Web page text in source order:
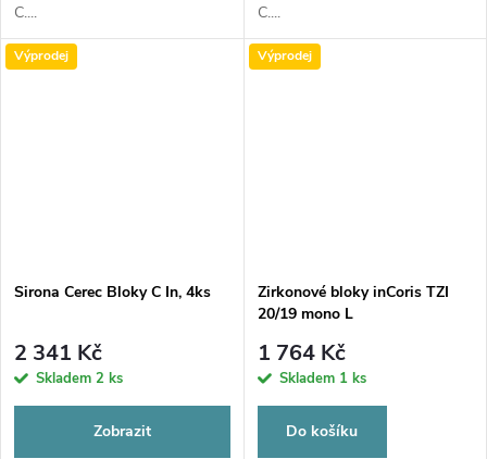
C....
C....
Výprodej
Sirona Cerec Bloky C In, 4ks
2 341 Kč
Skladem 2 ks
Zobrazit
Výprodej
Zirkonové bloky inCoris TZI
20/19 mono L
1 764 Kč
Skladem 1 ks
Do košíku